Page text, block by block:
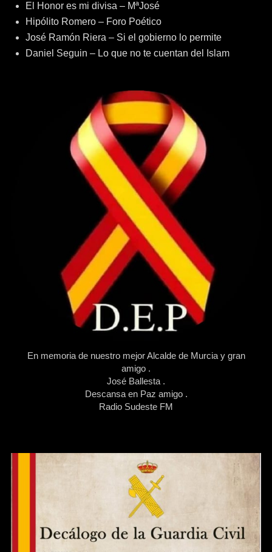
El Honor es mi divisa – MªJosé
Hipólito Romero – Foro Poético
José Ramón Riera – Si el gobierno lo permite
Daniel Seguin – Lo que no te cuentan del Islam
En memoria de nuestro mejor Alcalde de Murcia y gran
amigo .
José Ballesta .
Descansa en Paz amigo .
Radio Sudeste FM